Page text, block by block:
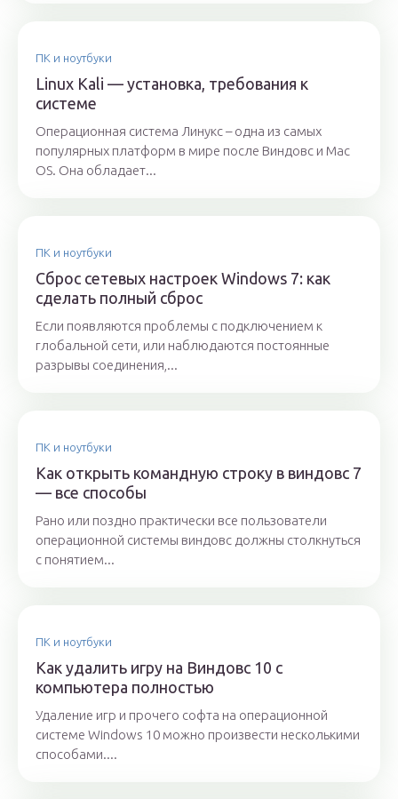
ПК и ноутбуки
Linux Kali — установка, требования к
системе
Операционная система Линукс – одна из самых
популярных платформ в мире после Виндовс и Mac
OS. Она обладает...
ПК и ноутбуки
Сброс сетевых настроек Windows 7: как
сделать полный сброс
Если появляются проблемы с подключением к
глобальной сети, или наблюдаются постоянные
разрывы соединения,...
ПК и ноутбуки
Как открыть командную строку в виндовс 7
— все способы
Рано или поздно практически все пользователи
операционной системы виндовс должны столкнуться
с понятием...
ПК и ноутбуки
Как удалить игру на Виндовс 10 с
компьютера полностью
Удаление игр и прочего софта на операционной
системе Windows 10 можно произвести несколькими
способами....